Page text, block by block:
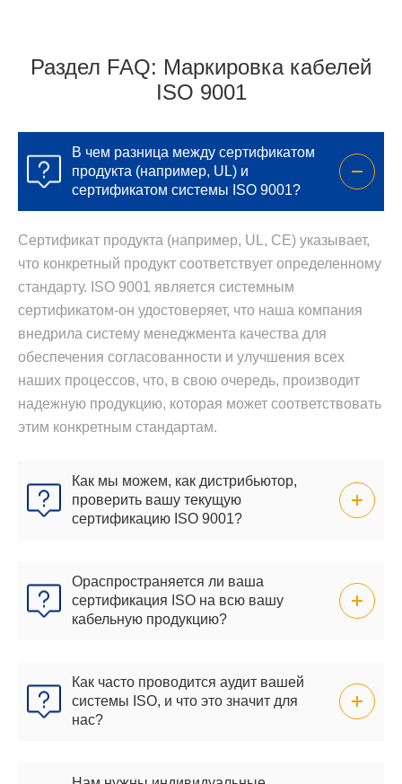
Раздел FAQ: Маркировка кабелей
ISO 9001
В чем разница между сертификатом
продукта (например, UL) и
сертификатом системы ISO 9001?
Сертификат продукта (например, UL, CE) указывает,
что конкретный продукт соответствует определенному
стандарту. ISO 9001 является системным
сертификатом-он удостоверяет, что наша компания
внедрила систему менеджмента качества для
обеспечения согласованности и улучшения всех
наших процессов, что, в свою очередь, производит
надежную продукцию, которая может соответствовать
этим конкретным стандартам.
Как мы можем, как дистрибьютор,
проверить вашу текущую
сертификацию ISO 9001?
Ораспространяется ли ваша
сертификация ISO на всю вашу
кабельную продукцию?
Как часто проводится аудит вашей
системы ISO, и что это значит для
нас?